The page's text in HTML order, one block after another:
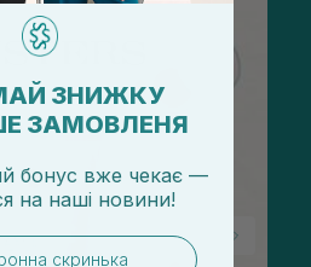
ЗНИЖКУ
ЗАМОВЛЕНЯ
бонус вже чекає —
на наші новини!